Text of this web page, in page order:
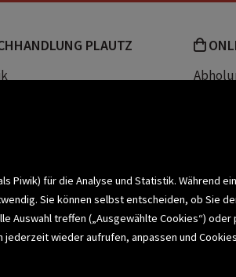
PLAUTZ
>
Piwik) für die Analyse und Statistik. Während
Sie können selbst entscheiden, ob Sie
Auswahl treffen („Ausgewählte Cookies“)
jederzeit wieder aufrufen, anpassen und